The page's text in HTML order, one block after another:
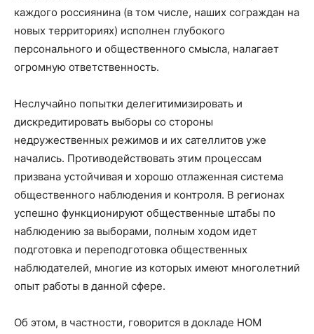
каждого россиянина (в том числе, наших сограждан на
новых территориях) исполнен глубокого
персонального и общественного смысла, налагает
огромную ответственность.
Неслучайно попытки делегитимизировать и
дискредитировать выборы со стороны
недружественных режимов и их сателлитов уже
начались. Противодействовать этим процессам
призвана устойчивая и хорошо отлаженная система
общественного наблюдения и контроля. В регионах
успешно функционируют общественные штабы по
наблюдению за выборами, полным ходом идет
подготовка и переподготовка общественных
наблюдателей, многие из которых имеют многолетний
опыт работы в данной сфере.
Об этом, в частности, говорится в докладе НОМ